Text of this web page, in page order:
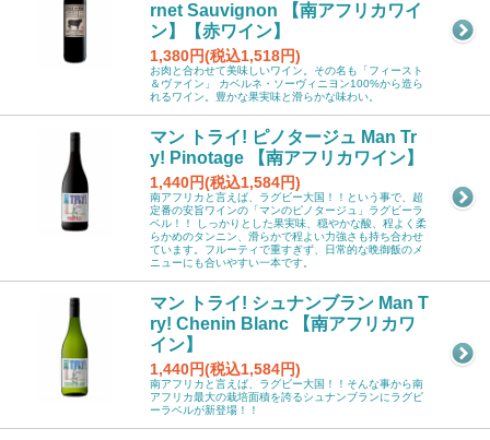
rnet Sauvignon 【南アフリカワイ
ン】【赤ワイン】
1,380円(税込1,518円)
お肉と合わせて美味しいワイン。その名も「フィースト
＆ヴァイン」 カベルネ・ソーヴィニヨン100%から造ら
れるワイン。豊かな果実味と滑らかな味わい。
マン トライ! ピノタージュ Man Tr
y! Pinotage 【南アフリカワイン】
1,440円(税込1,584円)
南アフリカと言えば、ラグビー大国！！という事で、超
定番の安旨ワインの「マンのピノタージュ」ラグビーラ
ベル！！ しっかりとした果実味、穏やかな酸、程よく柔
らかめのタンニン、滑らかで程よい力強さも持ち合わせ
ています。フルーティで重すぎず、日常的な晩御飯のメ
ニューにも合いやすい一本です。
マン トライ! シュナンブラン Man T
ry! Chenin Blanc 【南アフリカワ
イン】
1,440円(税込1,584円)
南アフリカと言えば、ラグビー大国！！そんな事から南
アフリカ最大の栽培面積を誇るシュナンブランにラグビ
ーラベルが新登場！！